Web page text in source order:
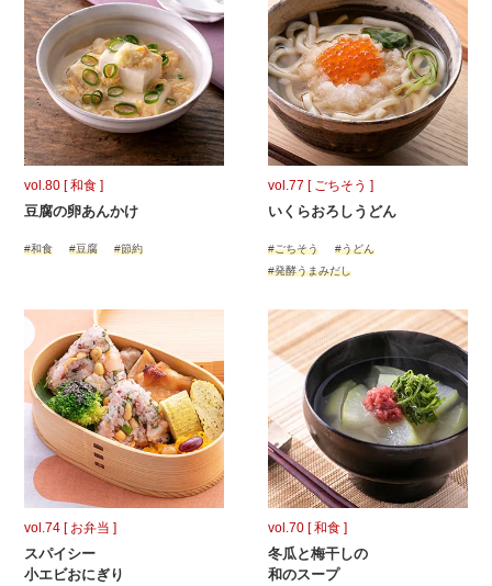
vol.80 [ 和食 ]
豆腐の卵あんかけ
#和食 #豆腐 #節約
vol.77 [ ごちそう ]
いくらおろしうどん
#ごちそう
#うどん
#発酵うまみだし
vol.74 [ お弁当 ]
スパイシー
小エビおにぎり
vol.70 [ 和食 ]
冬瓜と梅干しの
和のスープ